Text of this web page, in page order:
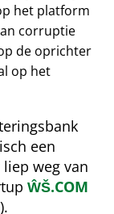
het platform
corruptie
de oprichter
op het
een
weg van
ŴŠ.COM